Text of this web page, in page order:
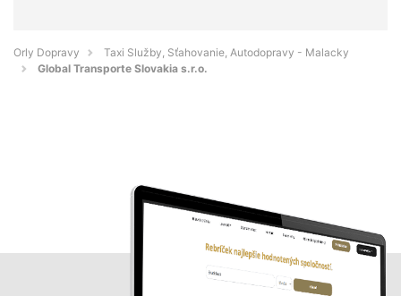
Orly Dopravy
Taxi Služby, Sťahovanie, Autodopravy - Malacky
Global Transporte Slovakia s.r.o.